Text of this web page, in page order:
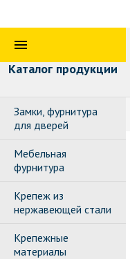
Каталог продукции
Замки, фурнитура
для дверей
Мебельная
фурнитура
Крепеж из
нержавеющей стали
Крепежные
материалы